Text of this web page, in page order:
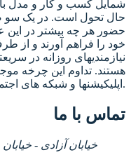
شمایل کسب و کار و مدل
حال تحول است. در یک سو
حضور هر چه بیشتر در
خود را فراهم آورند و از
نیازمندیهای روزانه در
هستند. تداوم این چرخه
اپلیکیشنها و شبکه های اجتماعی گردید.
تماس با ما
خیابان آزادی -